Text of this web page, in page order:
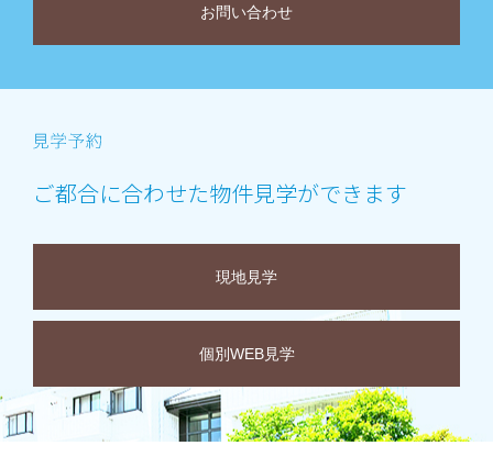
お問い合わせ
ご都合に合わせた物件見学ができます
現地見学
個別WEB見学